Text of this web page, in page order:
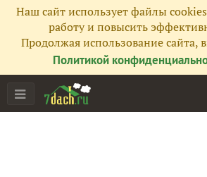
Наш сайт использует файлы
работу и повысить
Продолжая использование сайта,
Политикой